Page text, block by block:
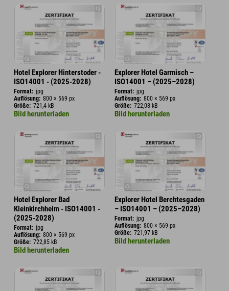
Hotel Explorer Hinterstoder -
ISO14001 - (2025-2028)
Format: jpg
Auflösung: 800 × 569 px
Größe: 721,4 kB
Bild herunterladen
Explorer Hotel Garmisch –
ISO14001 – (2025–2028)
Format: jpg
Auflösung: 800 × 569 px
Größe: 722,08 kB
Bild herunterladen
Hotel Explorer Bad
Kleinkirchheim - ISO14001 -
(2025-2028)
Format: jpg
Auflösung: 800 × 569 px
Größe: 722,85 kB
Bild herunterladen
Explorer Hotel Berchtesgaden
– ISO14001 – (2025–2028)
Format: jpg
Auflösung: 800 × 569 px
Größe: 721,97 kB
Bild herunterladen